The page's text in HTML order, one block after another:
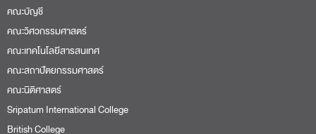
คณะบัญชี
คณะวิศวกรรมศาสตร์
คณะเทคโนโลยีสารสนเทศ
คณะสถาปัตยกรรมศาสตร์
คณะนิติศาสตร์
Sripatum International College
British College